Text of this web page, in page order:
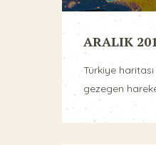
ARALIK
Türkiye haritası
gezegen